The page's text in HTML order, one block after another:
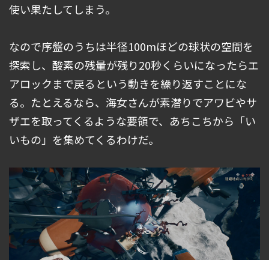
使い果たしてしまう。
なので序盤のうちは半径100mほどの球状の空間を
探索し、酸素の残量が残り20秒くらいになったらエ
アロックまで戻るという動きを繰り返すことにな
る。たとえるなら、海女さんが素潜りでアワビやサ
ザエを取ってくるような要領で、あちこちから「い
いもの」を集めてくるわけだ。